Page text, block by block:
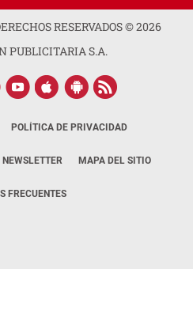
RESERVADOS ©2026
PUBLICITARIA S.A.
POLÍTICA DE PRIVACIDAD
NEWSLETTER MAPA DEL SITIO
FRECUENTES